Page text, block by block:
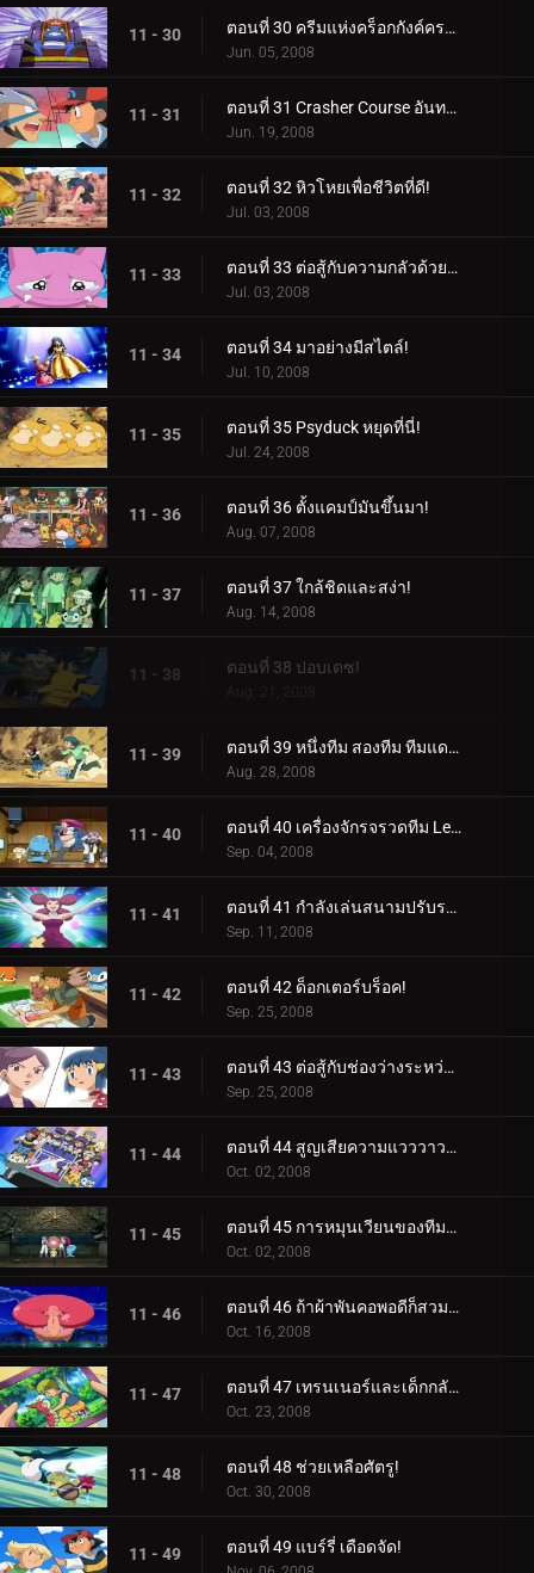
11 - 30 ตอนที่ 30 ครีมแห่งคร็อกกังค์ครอป!
Jun. 05, 2008
11 - 31 ตอนที่ 31 Crasher Course อันทรงพลัง!
Jun. 19, 2008
11 - 32 ตอนที่ 32 หิวโหยเพื่อชีวิตที่ดี!
Jul. 03, 2008
11 - 33 ตอนที่ 33 ต่อสู้กับความกลัวด้วยความหวาดกลัว!
Jul. 03, 2008
11 - 34 ตอนที่ 34 มาอย่างมีสไตล์!
Jul. 10, 2008
11 - 35 ตอนที่ 35 Psyduck หยุดที่นี่!
Jul. 24, 2008
11 - 36 ตอนที่ 36 ตั้งแคมป์มันขึ้นมา!
Aug. 07, 2008
11 - 37 ตอนที่ 37 ใกล้ชิดและสง่า!
Aug. 14, 2008
11 - 38 ตอนที่ 38 ปอบเดซ!
Aug. 21, 2008
11 - 39 ตอนที่ 39 หนึ่งทีม สองทีม ทีมแดง ทีมน้ำเงิน!
Aug. 28, 2008
11 - 40 ตอนที่ 40 เครื่องจักรจรวดทีม Lean Mean!
Sep. 04, 2008
11 - 41 ตอนที่ 41 กำลังเล่นสนามปรับระดับ!
Sep. 11, 2008
11 - 42 ตอนที่ 42 ด็อกเตอร์บร็อค!
Sep. 25, 2008
11 - 43 ตอนที่ 43 ต่อสู้กับช่องว่างระหว่างรุ่น!
Sep. 25, 2008
11 - 44 ตอนที่ 44 สูญเสียความแวววาวไป!
Oct. 02, 2008
11 - 45 ตอนที่ 45 การหมุนเวียนของทีมสองเท่า!
Oct. 02, 2008
11 - 46 ตอนที่ 46 ถ้าผ้าพันคอพอดีก็สวมเลย!
Oct. 16, 2008
11 - 47 ตอนที่ 47 เทรนเนอร์และเด็กกลับมาพบกันอีกครั้ง!
Oct. 23, 2008
11 - 48 ตอนที่ 48 ช่วยเหลือศัตรู!
Oct. 30, 2008
11 - 49 ตอนที่ 49 แบร์รี่ เดือดจัด!